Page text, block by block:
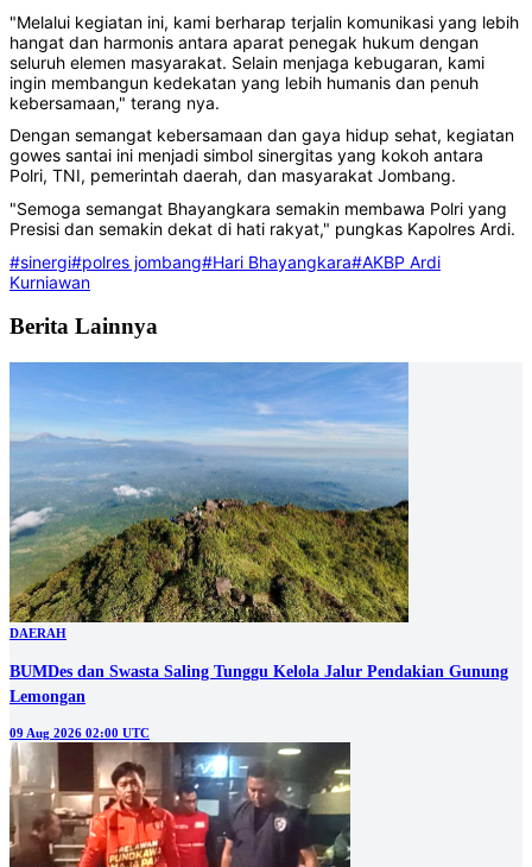
"Melalui kegiatan ini, kami berharap terjalin komunikasi yang lebih
hangat dan harmonis antara aparat penegak hukum dengan
seluruh elemen masyarakat. Selain menjaga kebugaran, kami
ingin membangun kedekatan yang lebih humanis dan penuh
kebersamaan," terang nya.
Dengan semangat kebersamaan dan gaya hidup sehat, kegiatan
gowes santai ini menjadi simbol sinergitas yang kokoh antara
Polri, TNI, pemerintah daerah, dan masyarakat Jombang.
"Semoga semangat Bhayangkara semakin membawa Polri yang
Presisi dan semakin dekat di hati rakyat," pungkas Kapolres Ardi.
#sinergi#polres jombang#Hari Bhayangkara#AKBP Ardi
Kurniawan
Berita Lainnya
DAERAH
BUMDes dan Swasta Saling Tunggu Kelola Jalur Pendakian Gunung
Lemongan
09 Aug 2026 02:00 UTC